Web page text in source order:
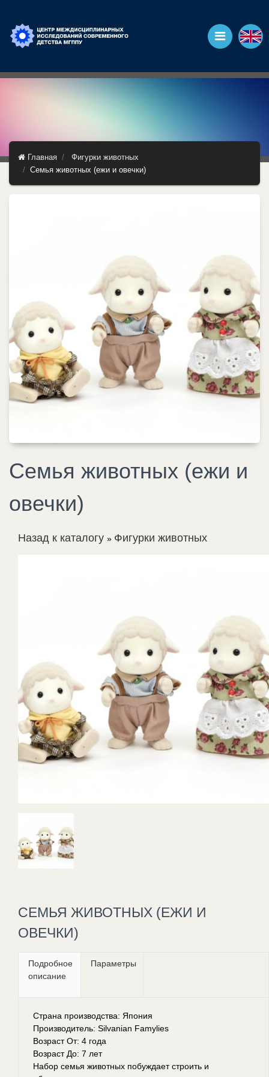
Главная
Фигурки животных
Семья животных (ежи и овечки)
Семья животных (ежи и
овечки)
Назад к каталогу Фигурки животных
СЕМЬЯ ЖИВОТНЫХ (ЕЖИ И
ОВЕЧКИ)
Подробное
описание
Параметры
Страна производства: Япония
Производитель: Silvanian Famylies
Возраст От: 4 года
Возраст До: 7 лет
Набор семья животных побуждает строить и